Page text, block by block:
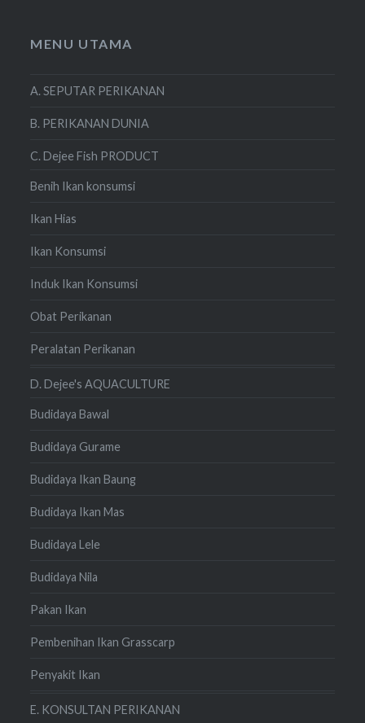
MENU UTAMA
A. SEPUTAR PERIKANAN
B. PERIKANAN DUNIA
C. Dejee Fish PRODUCT
Benih Ikan konsumsi
Ikan Hias
Ikan Konsumsi
Induk Ikan Konsumsi
Obat Perikanan
Peralatan Perikanan
D. Dejee's AQUACULTURE
Budidaya Bawal
Budidaya Gurame
Budidaya Ikan Baung
Budidaya Ikan Mas
Budidaya Lele
Budidaya Nila
Pakan Ikan
Pembenihan Ikan Grasscarp
Penyakit Ikan
E. KONSULTAN PERIKANAN